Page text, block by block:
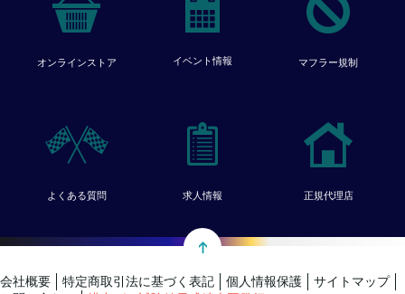
オンラインストア イベント情報 マフラー規制
よくある質問 求人情報 正規代理店
会社概要 特定商取引法に基づく表記 個人情報保護
サイトマップ